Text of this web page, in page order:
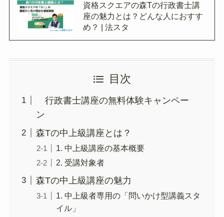
資格スクエアの森Tの行政書士講
座の魅力とは？どんな人におすす
め？ | 法スタ
目次
行政書士講座の無料体験キャンペー
ン
森Tの中上級講座とは？
1. 中上級講座の基本概要
2. 受講対象者
森Tの中上級講座の魅力
1. 中上級者専用の「問いかけ型講義スタ
イル」